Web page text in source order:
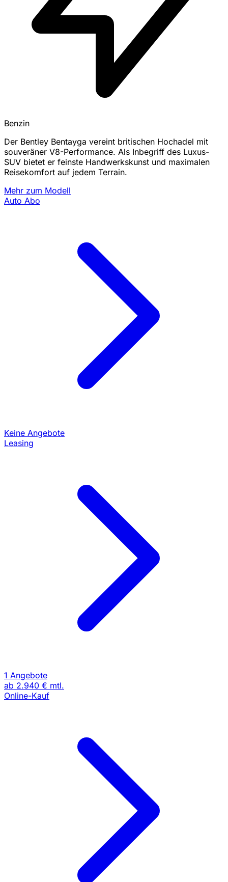
Benzin
Der Bentley Bentayga vereint britischen Hochadel mit
souveräner V8-Performance. Als Inbegriff des Luxus-
SUV bietet er feinste Handwerkskunst und maximalen
Reisekomfort auf jedem Terrain.
Mehr zum Modell
Auto Abo
Keine Angebote
Leasing
1 Angebote
ab 2.940 € mtl.
Online-Kauf